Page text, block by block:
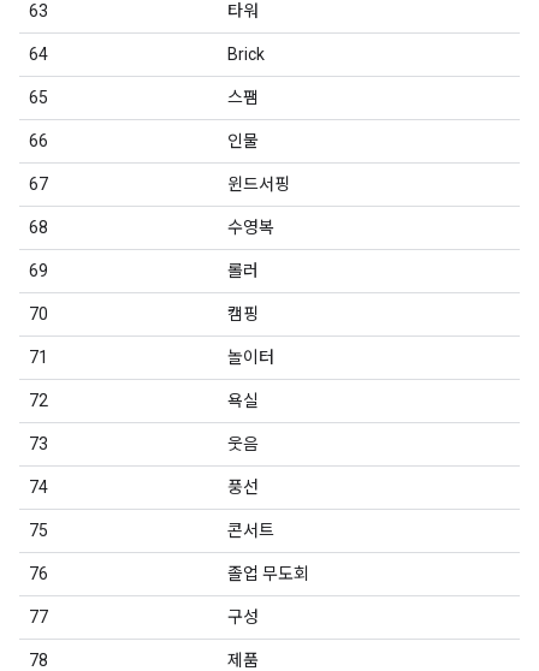
63 타워
64 Brick
65 스팸
66 인물
67 윈드서핑
68 수영복
69 롤러
70 캠핑
71 놀이터
72 욕실
73 웃음
74 풍선
75 콘서트
76 졸업 무도회
77 구성
78 제품